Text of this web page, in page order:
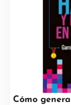
Cómo